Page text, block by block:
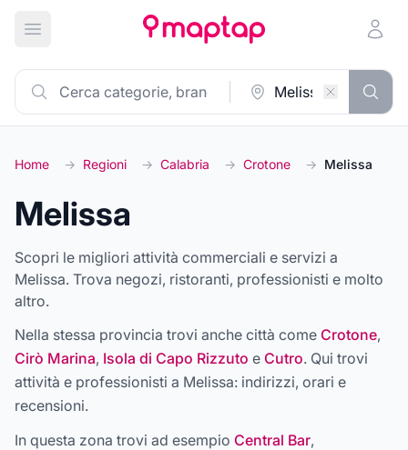
Apri menu principale
Home → Regioni → Calabria → Crotone → Melissa
Melissa
Scopri le migliori attività commerciali e servizi a
Melissa. Trova negozi, ristoranti, professionisti e molto
altro.
Nella stessa provincia trovi anche città come Crotone,
Cirò Marina, Isola di Capo Rizzuto e Cutro. Qui trovi
attività e professionisti a Melissa: indirizzi, orari e
recensioni.
In questa zona trovi ad esempio Central Bar,